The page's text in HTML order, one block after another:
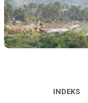
INDEKS